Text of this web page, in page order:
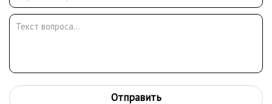
Отправить